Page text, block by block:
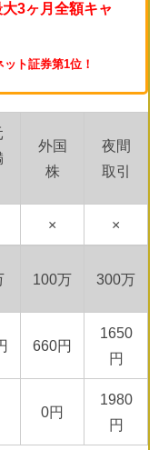
大3ヶ月全額キャ
ト証券第1位！
外国
株
夜間
取引
× ×
100万 300万
660円
1650
円
0円
1980
円